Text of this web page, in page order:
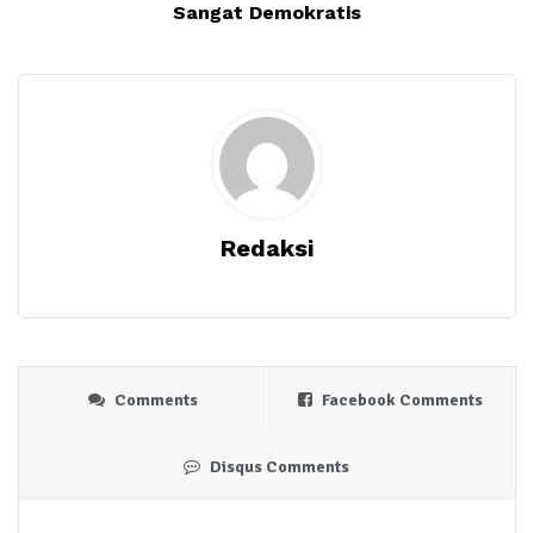
Sangat Demokratis
Redaksi
Comments Facebook Comments
Disqus Comments